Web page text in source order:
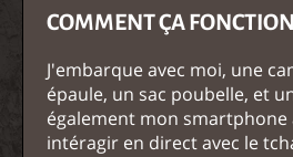
COMMENT ÇA
J'embarque avec moi, une
épaule, un sac poubelle, et
également mon
intéragir en direct avec le